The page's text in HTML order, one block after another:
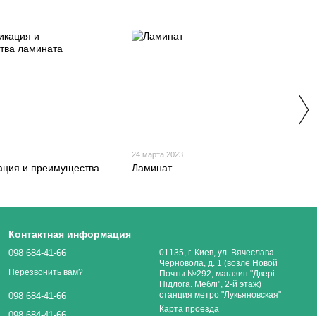
и преимущества
24 марта 2023
Ламинат
Контактная информация
098 684-41-66
Перезвонить вам?
098 684-41-66
01135, г. Киев, ул. Вячеслава
Черновола, д. 1 (возле Новой
Почты №292, магазин "Двері.
Підлога. Меблі", 2-й этаж)
станция метро "Лукьяновская"
Карта проезда